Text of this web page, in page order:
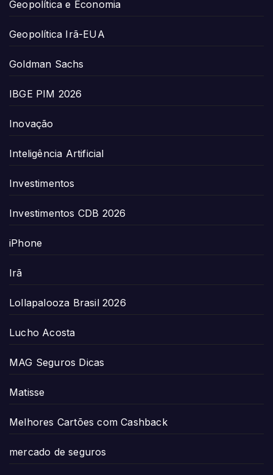
Geopolítica e Economia
Geopolítica Irã-EUA
Goldman Sachs
IBGE PIM 2026
Inovação
Inteligência Artificial
Investimentos
Investimentos CDB 2026
iPhone
Irã
Lollapalooza Brasil 2026
Lucho Acosta
MAG Seguros Dicas
Matisse
Melhores Cartões com Cashback
mercado de seguros